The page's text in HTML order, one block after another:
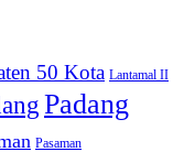
50 Kota Lantamal II
Padang
Pasaman